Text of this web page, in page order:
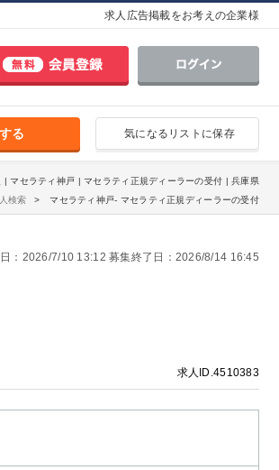
求人広告掲載をお考えの企業様
気になるリストに保存
る
| マセラティ神戸 | マセラティ正規ディーラーの受付 | 兵庫県
検索
マセラティ神戸- マセラティ正規ディーラーの受付
：2026/7/10 13:12 募集終了日：2026/8/14 16:45
求人ID.4510383